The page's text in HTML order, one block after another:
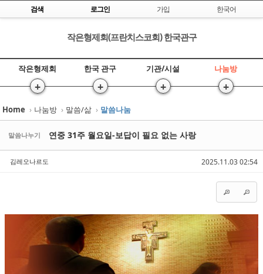
Skip to content
검색 로그인 가입 한국어
작은형제회(프란치스코회) 한국관구
작은형제회
+
한국 관구
+
기관/시설
+
나눔방
+
Home › 나눔방 › 말씀/삶 › 말씀나눔
말씀나누기
2025.11.03 02:54
연중 31주 월요일-보답이 필요 없는 사랑
김레오나르도
Sketchbook5, 스케치북5
Sketchbook5, 스케치북5
Sketchbook5, 스케치북5
Sketchbook5, 스케치북5